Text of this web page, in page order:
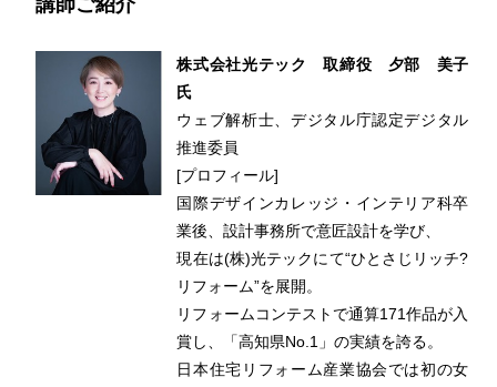
講師ご紹介
株式会社光テック 取締役 夕部 美子
氏
ウェブ解析士、デジタル庁認定デジタル
推進委員
[プロフィール]
国際デザインカレッジ・インテリア科卒
業後、設計事務所で意匠設計を学び、
現在は(株)光テックにて“ひとさじリッチ?
リフォーム”を展開。
リフォームコンテストで通算171作品が入
賞し、「高知県No.1」の実績を誇る。
日本住宅リフォーム産業協会では初の女